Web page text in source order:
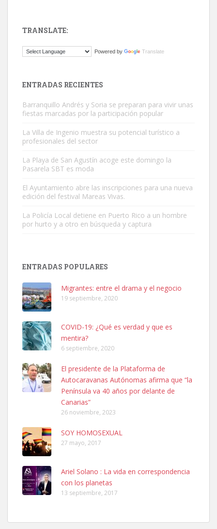
El ayuntamiento se va a llevar a Los Gatos callejeros de la zona los
Este gato macho ha aparecido en la calle hace menos de un mes,
Leales.org » Gran Canaria
9.7.2025
Adopción urgente
hembra, 4 años. Por motivos personales ...
Leales.org » Gran Canaria | 6.7.2025
SHIBA PERDIDO AVDA JOSE MESA Y LOPEZ
PERRO MACHO RAZA SHIBA CON MICROCHIP PERDIDO HOY
06/07/2025 ZONA MESA Y LOPEZ. ES MUY ASUSTADIZO
Leales.org » Gran Canaria | 6.7.2025
Ninfa perdida
Leales.org » Gran Canaria | 6.7.2025
TRANSLATE:
Powered by Translate
ENTRADAS RECIENTES
Barranquillo Andrés y Soria se preparan para vivir unas
fiestas marcadas por la participación popular
La Villa de Ingenio muestra su potencial turístico a
profesionales del sector
La Playa de San Agustín acoge este domingo la
Pasarela SBT es moda
El Ayuntamiento abre las inscripciones para una nueva
edición del festival Mareas Vivas.
La Policía Local detiene en Puerto Rico a un hombre
por hurto y a otro en búsqueda y captura
ENTRADAS POPULARES
Migrantes: entre el drama y el negocio
19 septiembre, 2020
COVID-19: ¿Qué es verdad y que es
mentira?
6 septiembre, 2020
El presidente de la Plataforma de
Autocaravanas Autónomas afirma que “la
Península va 40 años por delante de
Canarias”
26 noviembre, 2023
SOY HOMOSEXUAL
27 mayo, 2017
Ariel Solano : La vida en correspondencia
con los planetas
13 septiembre, 2017